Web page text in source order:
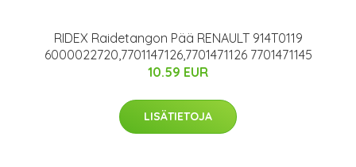
RIDEX Raidetangon Pää RENAULT 914T0119
6000022720,7701147126,7701471126 7701471145
10.59 EUR
LISÄTIETOJA